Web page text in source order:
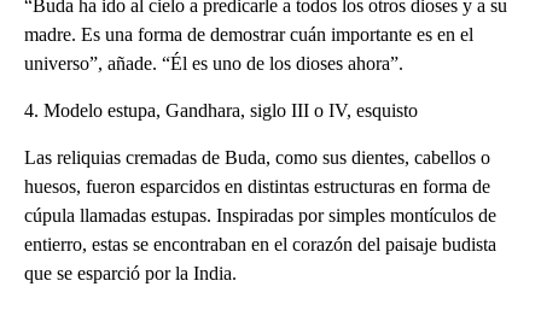
“Buda ha ido al cielo a predicarle a todos los otros dioses y a su
madre. Es una forma de demostrar cuán importante es en el
universo”, añade. “Él es uno de los dioses ahora”.
4. Modelo estupa, Gandhara, siglo III o IV, esquisto
Las reliquias cremadas de Buda, como sus dientes, cabellos o
huesos, fueron esparcidos en distintas estructuras en forma de
cúpula llamadas estupas. Inspiradas por simples montículos de
entierro, estas se encontraban en el corazón del paisaje budista
que se esparció por la India.